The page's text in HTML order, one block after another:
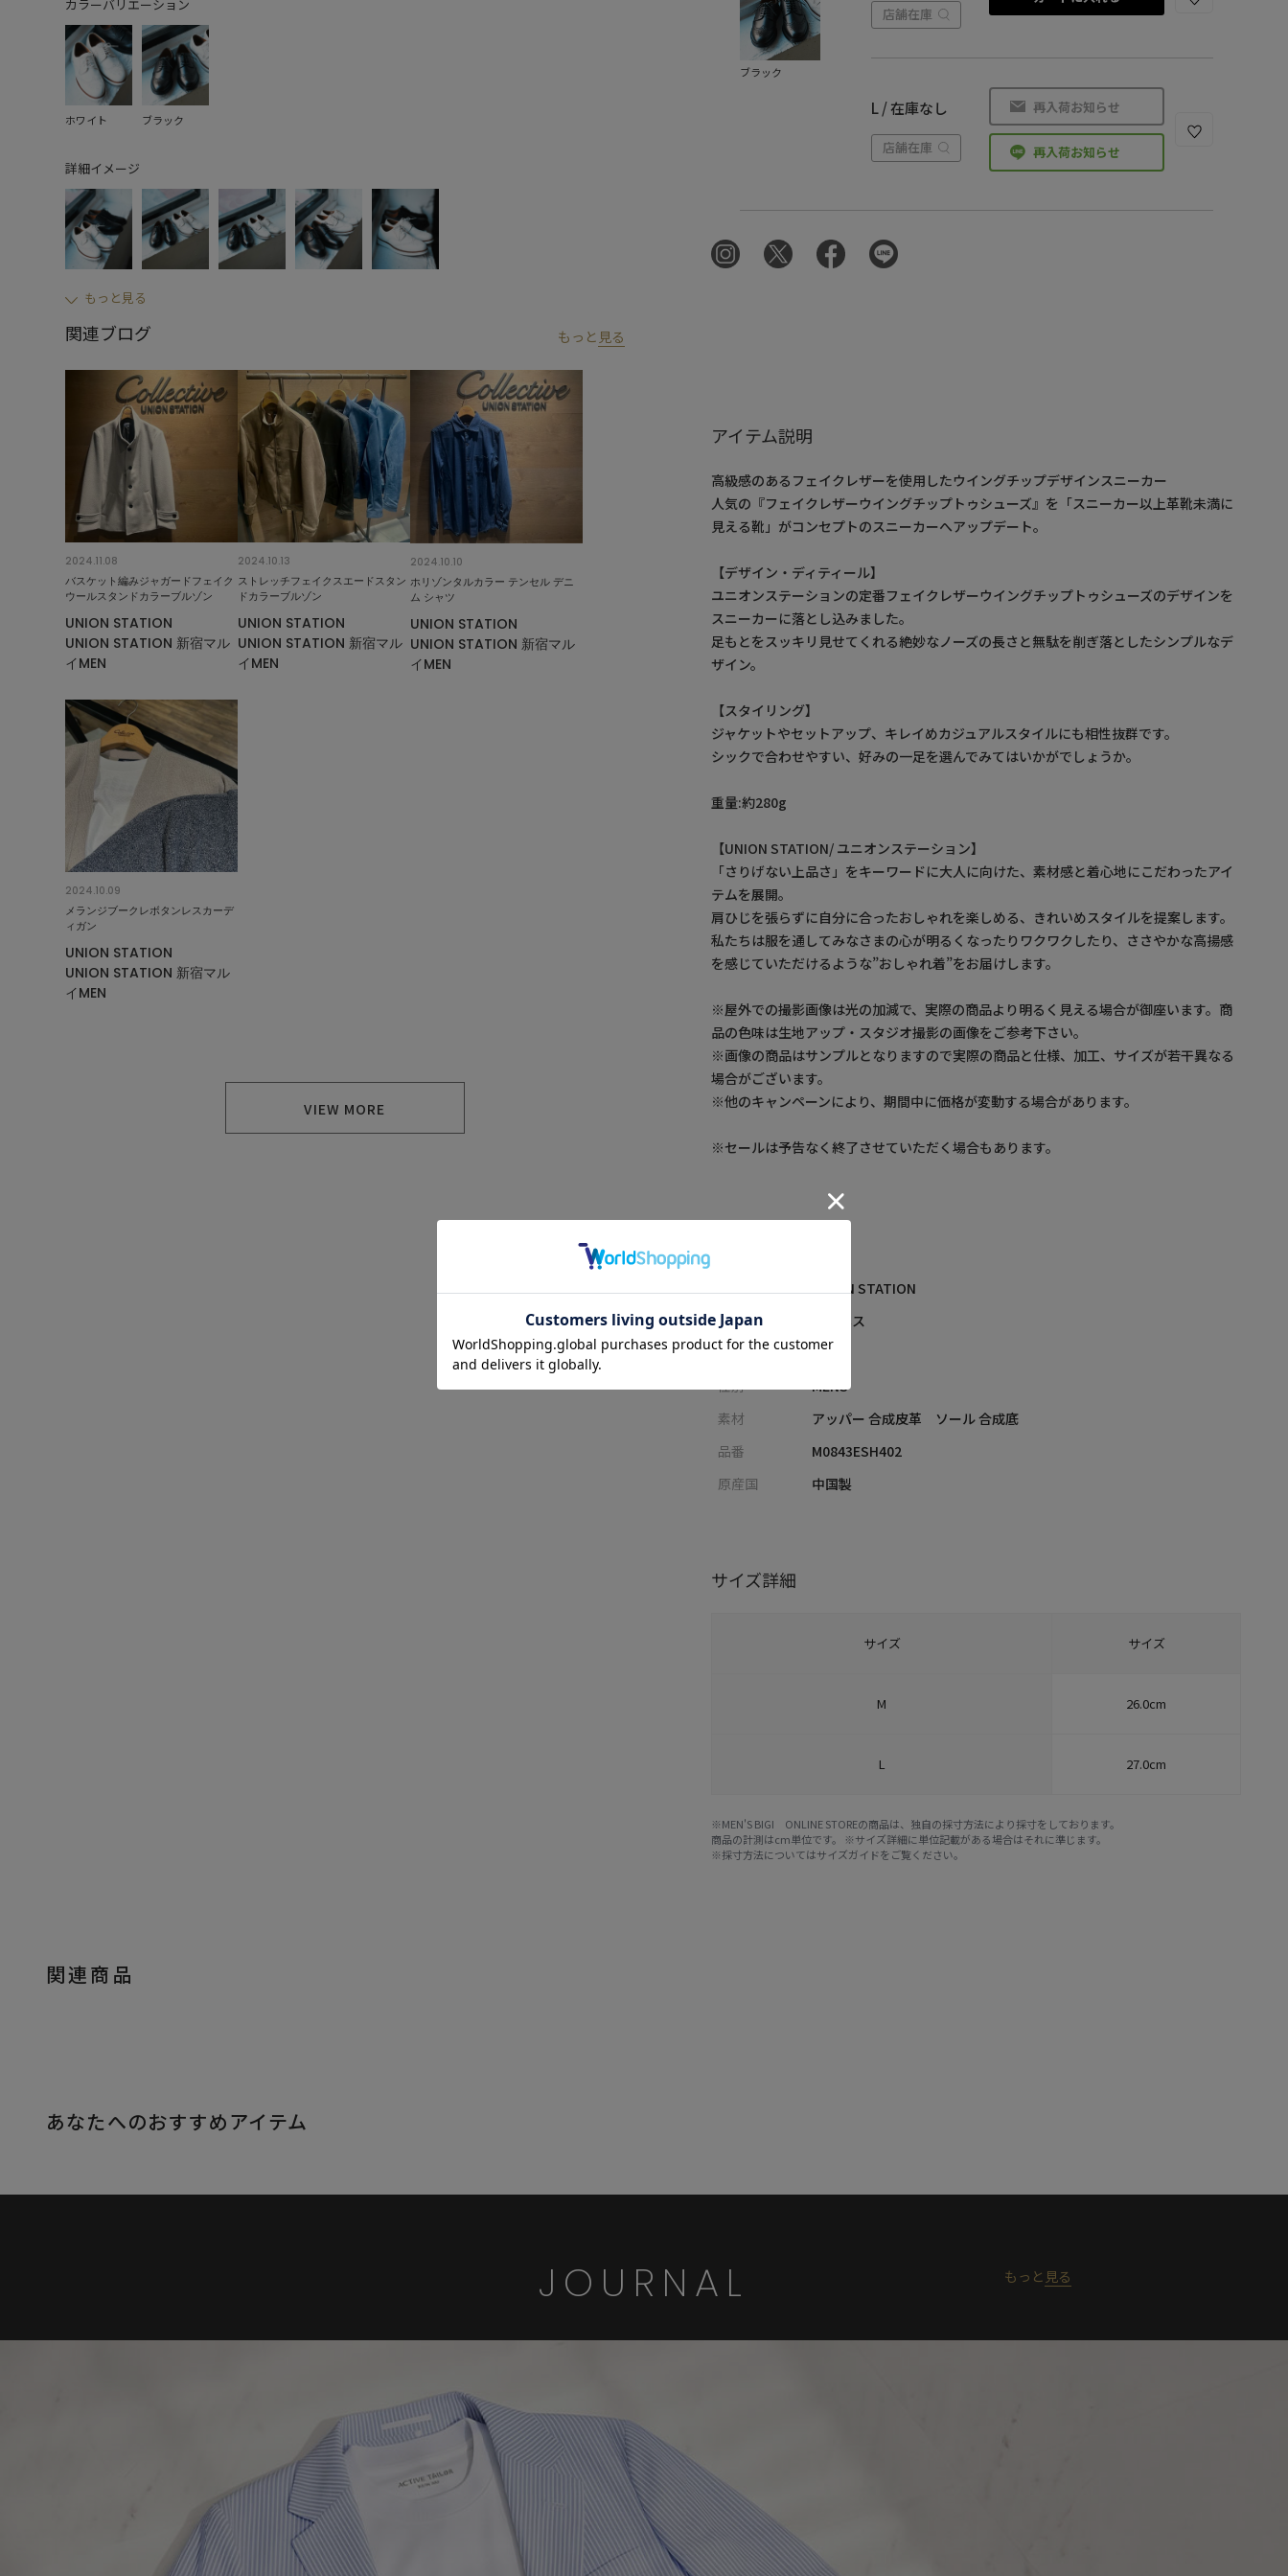
カラーバリエーション
ホワイト ブラック
詳細イメージ
もっと見る
関連ブログ もっと 見る
2024.11.08
バスケット編みジャガードフェイク
ウールスタンドカラーブルゾン
UNION STATION
UNION STATION 新宿マル
イMEN
2024.10.13
ストレッチフェイクスエードスタン
ドカラーブルゾン
UNION STATION
UNION STATION 新宿マル
イMEN
2024.10.10
ホリゾンタルカラー テンセル デニ
ム シャツ
UNION STATION
UNION STATION 新宿マル
イMEN
2024.10.09
メランジブークレボタンレスカーデ
ィガン
UNION STATION
UNION STATION 新宿マル
イMEN
VIEW MORE
ブラック
店舗在庫
L / 在庫なし
店舗在庫
再入荷お知らせ
再入荷お知らせ
アイテム説明
高級感のあるフェイクレザーを使用したウイングチップデザインスニーカー
人気の『フェイクレザーウイングチップトゥシューズ』を「スニーカー以上革靴未満に
見える靴」がコンセプトのスニーカーへアップデート。
【デザイン・ディティール】
ユニオンステーションの定番フェイクレザーウイングチップトゥシューズのデザインを
スニーカーに落とし込みました。
足もとをスッキリ見せてくれる絶妙なノーズの長さと無駄を削ぎ落としたシンプルなデ
ザイン。
【スタイリング】
ジャケットやセットアップ、キレイめカジュアルスタイルにも相性抜群です。
シックで合わせやすい、好みの一足を選んでみてはいかがでしょうか。
重量:約280g
【UNION STATION/ ユニオンステーション】
「さりげない上品さ」をキーワードに大人に向けた、素材感と着心地にこだわったアイ
テムを展開。
肩ひじを張らずに自分に合ったおしゃれを楽しめる、きれいめスタイルを提案します。
私たちは服を通してみなさまの心が明るくなったりワクワクしたり、ささやかな高揚感
を感じていただけるような”おしゃれ着”をお届けします。
※屋外での撮影画像は光の加減で、実際の商品より明るく見える場合が御座います。商
品の色味は生地アップ・スタジオ撮影の画像をご参考下さい。
※画像の商品はサンプルとなりますので実際の商品と仕様、加工、サイズが若干異なる
場合がございます。
※他のキャンペーンにより、期間中に価格が変動する場合があります。
※セールは予告なく終了させていただく場合もあります。
レーベル
UNION STATION
カテゴリ
ビジネス
サイズ
M L
性別
MENS
素材
アッパー 合成皮革 ソール 合成底
品番
M0843ESH402
原産国
中国製
サイズ詳細
サイズ サイズ
M 26.0cm
L 27.0cm
※MEN'S BIGI ONLINE STOREの商品は、独自の採寸方法により採寸をしております。
商品の計測はcm単位です。 ※サイズ詳細に単位記載がある場合はそれに準じます。
※採寸方法についてはサイズガイドをご覧ください。
関連商品
あなたへのおすすめアイテム
JOURNAL もっと 見る